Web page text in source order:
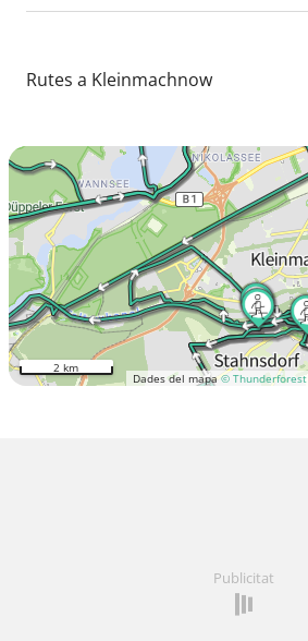
Rutes a Kleinmachnow
Dades del mapa © Thunderforest
2 km
Publicitat